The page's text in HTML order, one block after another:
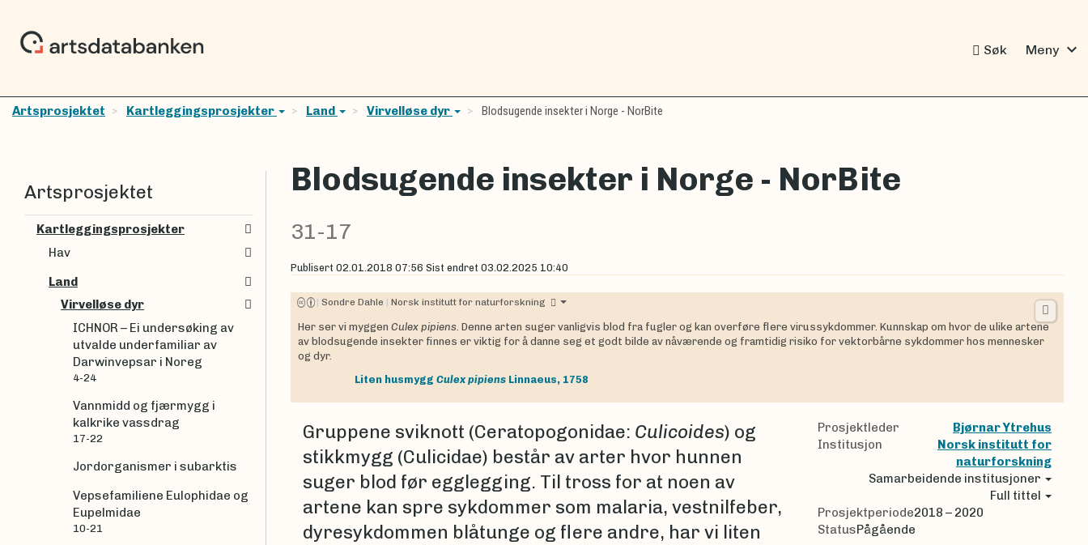
Søk Meny expand_more
Artsprosjektet Kartleggingsprosjekter Land Virvelløse dyr Blodsugende insekter i Norge - NorBite
Blodsugende insekter i Norge - NorBite
31-17
Publisert 02.01.2018 07:56 Sist endret 03.02.2025 10:40
| Sondre Dahle | Norsk institutt for naturforskning
Her ser vi myggen Culex pipiens. Denne arten suger vanligvis blod fra fugler og kan overføre flere virussykdommer. Kunnskap om hvor de ulike artene
av blodsugende insekter finnes er viktig for å danne seg et godt bilde av nåværende og framtidig risiko for vektorbårne sykdommer hos mennesker
og dyr.
Liten husmygg Culex pipiens Linnaeus, 1758
Gruppene sviknott (Ceratopogonidae: Culicoides) og
stikkmygg (Culicidae) består av arter hvor hunnen
suger blod før egglegging. Til tross for at noen av
artene kan spre sykdommer som malaria, vestnilfeber,
dyresykdommen blåtunge og flere andre, har vi liten
Prosjektleder
Bjørnar Ytrehus
Institusjon
Norsk institutt for
naturforskning
Samarbeidende institusjoner
Full tittel
Prosjektperiode2018 – 2020
StatusPågående
Artsprosjektet
Kartleggingsprosjekter
Hav
Land
Virvelløse dyr
ICHNOR – Ei undersøking av
utvalde underfamiliar av
Darwinvepsar i Noreg
4-24
Vannmidd og fjærmygg i
kalkrike vassdrag
17-22
Jordorganismer i subarktis
Vepsefamiliene Eulophidae og
Eupelmidae
10-21